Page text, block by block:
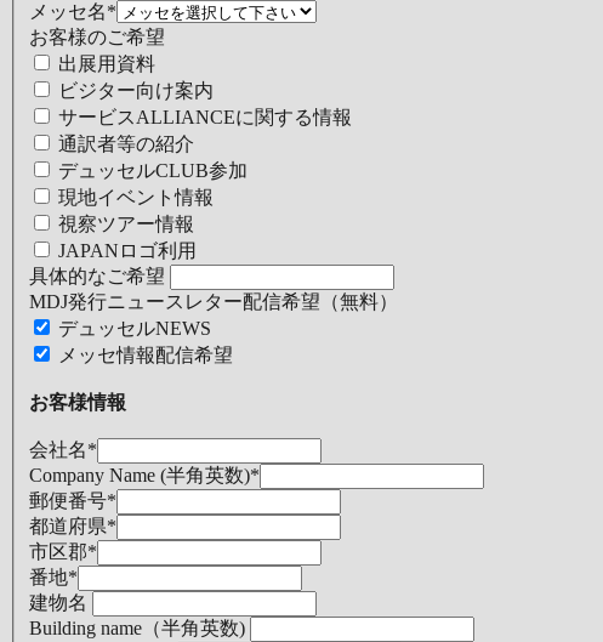
メッセ名*
お客様のご希望
出展用資料
ビジター向け案内
サービスALLIANCEに関する情報
通訳者等の紹介
デュッセルCLUB参加
現地イベント情報
視察ツアー情報
JAPANロゴ利用
具体的なご希望
MDJ発行ニュースレター配信希望（無料）
デュッセルNEWS
メッセ情報配信希望
お客様情報
会社名*
Company Name (半角英数)*
郵便番号*
都道府県*
市区郡*
番地*
建物名
Building name（半角英数)